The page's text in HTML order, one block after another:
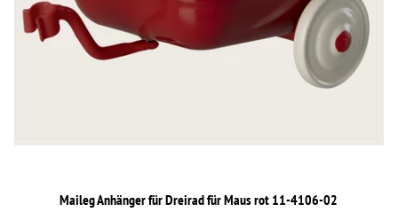
Maileg Anhänger für Dreirad für Maus rot 11-4106-02